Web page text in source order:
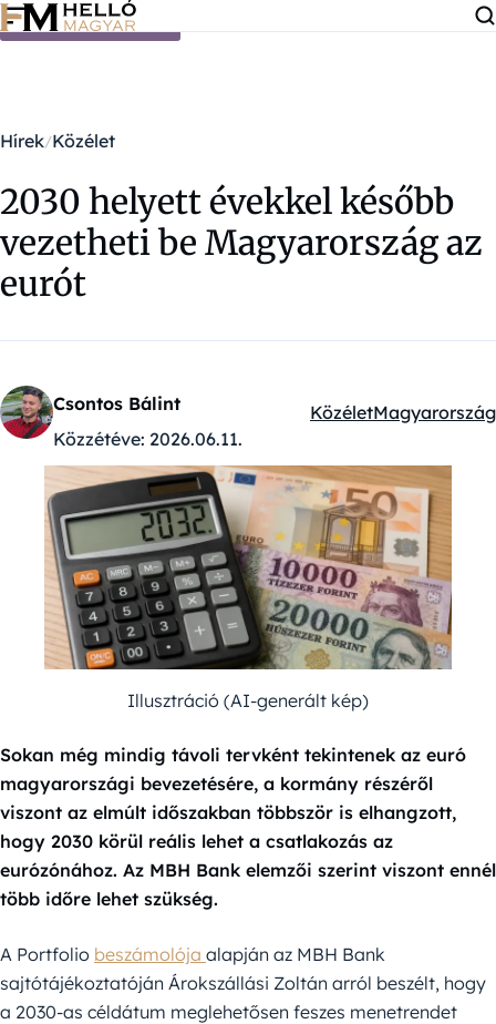
Ugrás a tartalomra
Hírek Közélet
2030 helyett évekkel később
vezetheti be Magyarország az
eurót
Csontos Bálint
Közzétéve: 2026.06.11.
Kategóriák:
KözéletMagyarország
Illusztráció (AI-generált kép)
Sokan még mindig távoli tervként tekintenek az euró
magyarországi bevezetésére, a kormány részéről
viszont az elmúlt időszakban többször is elhangzott,
hogy 2030 körül reális lehet a csatlakozás az
eurózónához. Az MBH Bank elemzői szerint viszont ennél
több időre lehet szükség.
A Portfolio beszámolója alapján az MBH Bank
sajtótájékoztatóján Árokszállási Zoltán arról beszélt, hogy
a 2030-as céldátum meglehetősen feszes menetrendet